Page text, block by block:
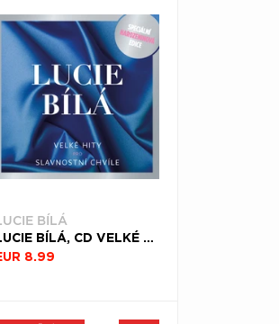
BÍLÁ
LUCIE BÍLÁ, CD VELKÉ HITY PRO SLAVNOSTNÍ CHVÍLE
8.99